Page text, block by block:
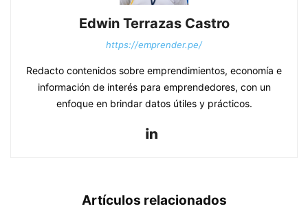
Edwin Terrazas Castro
https://emprender.pe/
Redacto contenidos sobre emprendimientos, economía e
información de interés para emprendedores, con un
enfoque en brindar datos útiles y prácticos.
Artículos relacionados